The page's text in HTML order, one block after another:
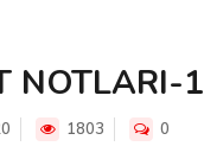
NOTLARI-
1803 0